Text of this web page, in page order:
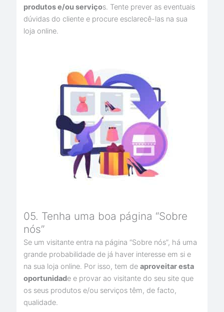
produtos e/ou serviços. Tente prever as eventuais
dúvidas do cliente e procure esclarecê-las na sua
loja online.
05. Tenha uma boa página “Sobre
nós”
Se um visitante entra na página “Sobre nós”, há uma
grande probabilidade de já haver interesse em si e
na sua loja online. Por isso, tem deaproveitar esta
oportunidade e provar ao visitante do seu site que
os seus produtos e/ou serviços têm, de facto,
qualidade.